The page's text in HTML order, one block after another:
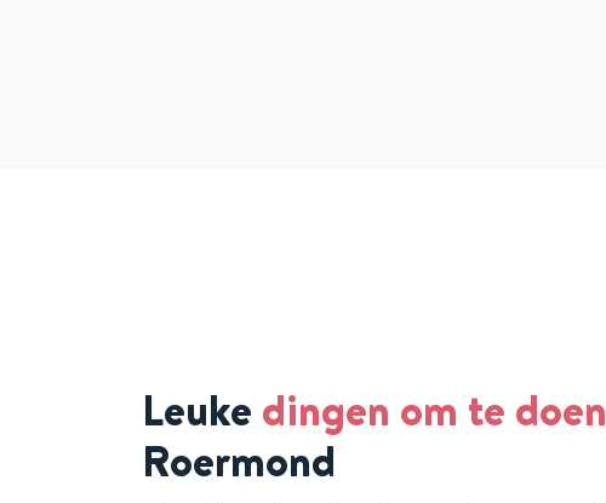
Leuke dingen om te doen
Roermond